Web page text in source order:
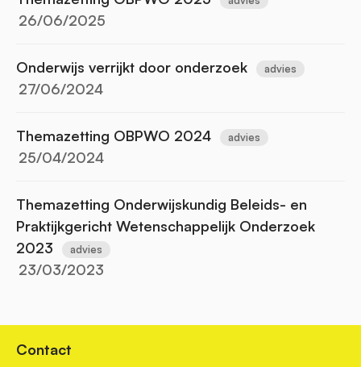
26/06/2025
Onderwijs verrijkt door onderzoek advies
27/06/2024
Themazetting OBPWO 2024 advies
25/04/2024
Themazetting Onderwijskundig Beleids- en
Praktijkgericht Wetenschappelijk Onderzoek
2023
advies
23/03/2023
Contact